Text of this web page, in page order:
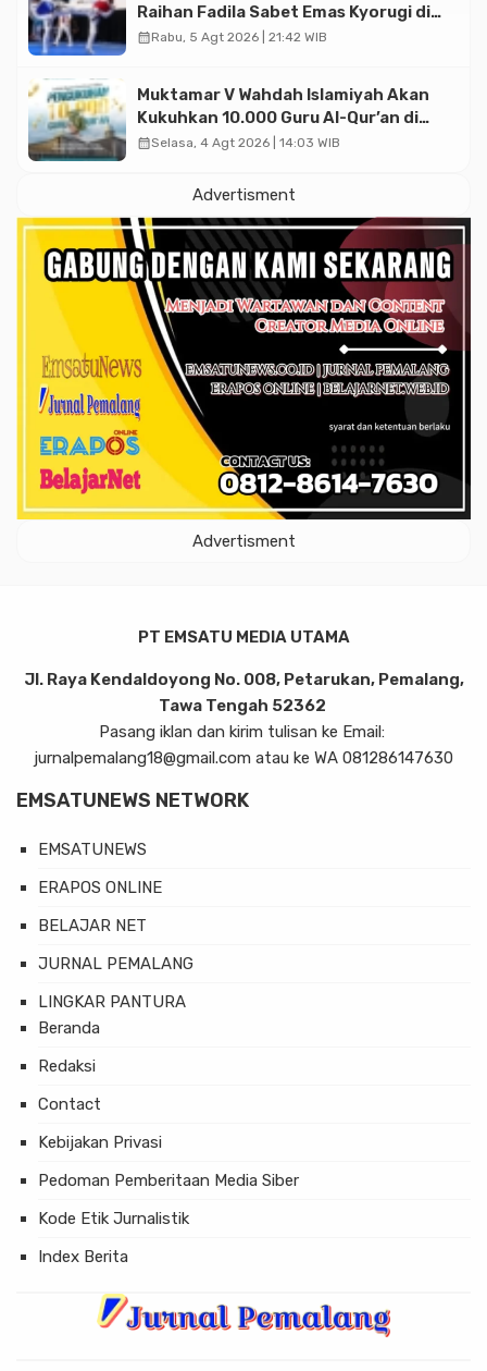
Raihan Fadila Sabet Emas Kyorugi di
Asian Taekwondo Indonesia Open
calendar_monthRabu, 5 Agt 2026 | 21:42 WIB
Muktamar V Wahdah Islamiyah Akan
Kukuhkan 10.000 Guru Al-Qur’an di
Masjid Istiqlal
calendar_monthSelasa, 4 Agt 2026 | 14:03 WIB
Advertisment
Advertisment
PT EMSATU MEDIA UTAMA
Jl. Raya Kendaldoyong No. 008, Petarukan, Pemalang,
Tawa Tengah 52362
Pasang iklan dan kirim tulisan ke Email:
jurnalpemalang18@gmail.com atau ke WA 081286147630
EMSATUNEWS NETWORK
EMSATUNEWS
ERAPOS ONLINE
BELAJAR NET
JURNAL PEMALANG
LINGKAR PANTURA
Beranda
Redaksi
Contact
Kebijakan Privasi
Pedoman Pemberitaan Media Siber
Kode Etik Jurnalistik
Index Berita